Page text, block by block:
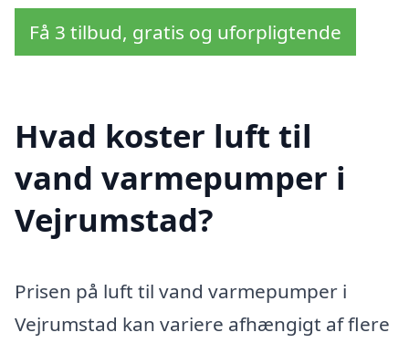
Få 3 tilbud, gratis og uforpligtende
Hvad koster luft til
vand varmepumper i
Vejrumstad?
Prisen på luft til vand varmepumper i
Vejrumstad kan variere afhængigt af flere